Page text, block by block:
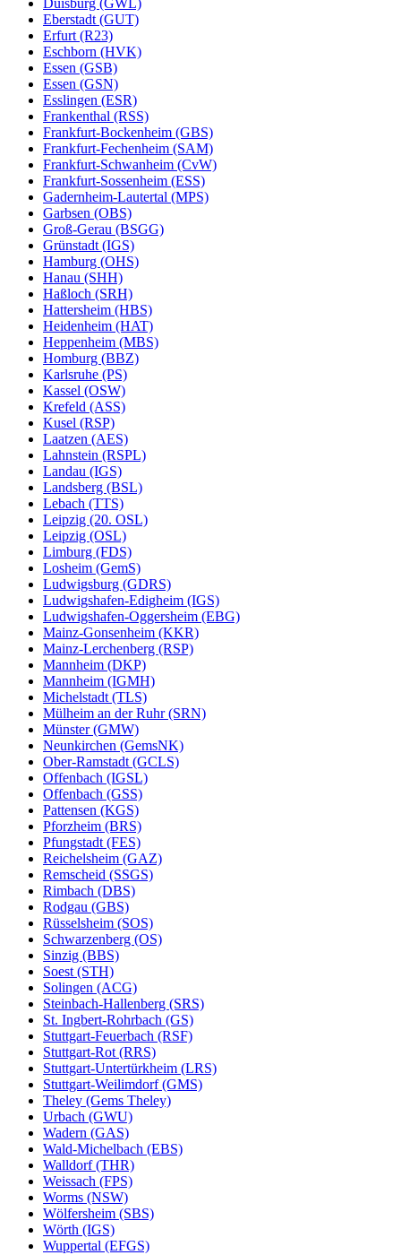
Duisburg (GWL)
Eberstadt (GUT)
Erfurt (R23)
Eschborn (HVK)
Essen (GSB)
Essen (GSN)
Esslingen (ESR)
Frankenthal (RSS)
Frankfurt-Bockenheim (GBS)
Frankfurt-Fechenheim (SAM)
Frankfurt-Schwanheim (CvW)
Frankfurt-Sossenheim (ESS)
Gadernheim-Lautertal (MPS)
Garbsen (OBS)
Groß-Gerau (BSGG)
Grünstadt (IGS)
Hamburg (OHS)
Hanau (SHH)
Haßloch (SRH)
Hattersheim (HBS)
Heidenheim (HAT)
Heppenheim (MBS)
Homburg (BBZ)
Karlsruhe (PS)
Kassel (OSW)
Krefeld (ASS)
Kusel (RSP)
Laatzen (AES)
Lahnstein (RSPL)
Landau (IGS)
Landsberg (BSL)
Lebach (TTS)
Leipzig (20. OSL)
Leipzig (OSL)
Limburg (FDS)
Losheim (GemS)
Ludwigsburg (GDRS)
Ludwigshafen-Edigheim (IGS)
Ludwigshafen-Oggersheim (EBG)
Mainz-Gonsenheim (KKR)
Mainz-Lerchenberg (RSP)
Mannheim (DKP)
Mannheim (IGMH)
Michelstadt (TLS)
Mülheim an der Ruhr (SRN)
Münster (GMW)
Neunkirchen (GemsNK)
Ober-Ramstadt (GCLS)
Offenbach (IGSL)
Offenbach (GSS)
Pattensen (KGS)
Pforzheim (BRS)
Pfungstadt (FES)
Reichelsheim (GAZ)
Remscheid (SSGS)
Rimbach (DBS)
Rodgau (GBS)
Rüsselsheim (SOS)
Schwarzenberg (OS)
Sinzig (BBS)
Soest (STH)
Solingen (ACG)
Steinbach-Hallenberg (SRS)
St. Ingbert-Rohrbach (GS)
Stuttgart-Feuerbach (RSF)
Stuttgart-Rot (RRS)
Stuttgart-Untertürkheim (LRS)
Stuttgart-Weilimdorf (GMS)
Theley (Gems Theley)
Urbach (GWU)
Wadern (GAS)
Wald-Michelbach (EBS)
Walldorf (THR)
Weissach (FPS)
Worms (NSW)
Wölfersheim (SBS)
Wörth (IGS)
Wuppertal (EFGS)